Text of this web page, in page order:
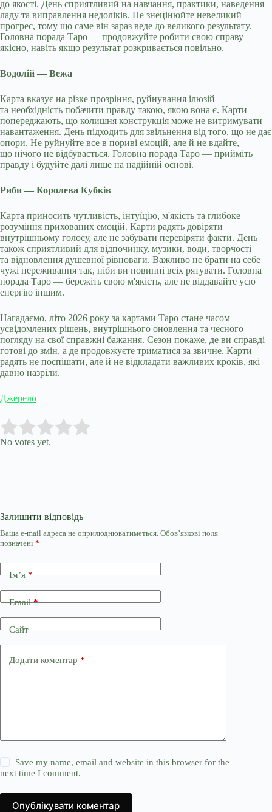
до якості. День сприятливий на навчання, практики, наведення
ладу та виправлення недоліків. Не знецінюйте невеликий
прогрес, тому що саме він зараз веде до великого результату.
Головна порада Таро — продовжуйте робити свою справу
якісно, навіть якщо результат розкривається повільно.
Водолій — Вежа
Карта вказує на різке прозріння, руйнування ілюзій
та необхідність побачити правду такою, якою вона є. Карти
попереджають, що колишня конструкція може не витримувати
навантаження. День підходить для звільнення від того, що не дає
опори. Не руйнуйте все в пориві емоцій, але й не вдайте,
що нічого не відбувається. Головна порада Таро — прийміть
правду і будуйте далі лише на надійній основі.
Риби — Королева Кубків
Карта приносить чутливість, інтуїцію, м'якість та глибоке
розуміння прихованих емоцій. Карти радять довіряти
внутрішньому голосу, але не забувати перевіряти факти. День
також сприятливий для відпочинку, музики, води, творчості
та відновлення душевної рівноваги. Важливо не брати на себе
чужі переживання так, ніби ви повинні всіх рятувати. Головна
порада Таро — бережіть свою м'якість, але не віддавайте усю
енергію іншим.
Нагадаємо, літо 2026 року за картами Таро стане часом
усвідомлених рішень, внутрішнього оновлення та чесного
погляду на свої справжні бажання. Сезон покаже, де ви справді
готові до змін, а де продовжуєте триматися за звичне. Карти
радять не поспішати, але й не відкладати важливих кроків, які
давно назріли.
Джерело
Rate this item:
No votes yet.
Залишити відповідь
Ваша e-mail адреса не оприлюднюватиметься. Обов’язкові поля
позначені *
Ім’я*
Email*
Сайт
Додати коментар *
Save my name, email and website in this browser for the
next time I comment.
Опублікувати коментар